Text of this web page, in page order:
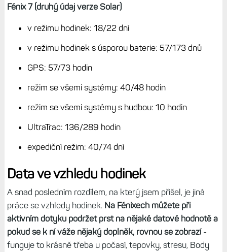
Fénix 7 (druhý údaj verze Solar)
v režimu hodinek: 18/22 dní
v režimu hodinek s úsporou baterie: 57/173 dnů
GPS: 57/73 hodin
režim se všemi systémy: 40/48 hodin
režim se všemi systémy s hudbou: 10 hodin
UltraTrac: 136/289 hodin
expediční režim: 40/74 dní
Data ve vzhledu hodinek
A snad posledním rozdílem, na který jsem přišel, je jiná
práce se vzhledy hodinek. Na Fénixech můžete při
aktivním dotyku podržet prst na nějaké datové hodnotě a
pokud se k ní váže nějaký doplněk, rovnou se zobrazí-
funguje to krásně třeba u počasí, tepovky, stresu, Body